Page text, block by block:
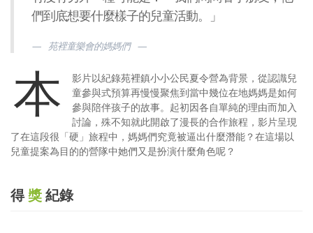
們到底想要什麼樣子的兒童活動。」
苑裡童樂會的媽媽們
本
影片以紀錄苑裡鎮小小公民夏令營為背景，從認識兒
童參與式預算再慢慢聚焦到當中幾位在地媽媽是如何
參與陪伴孩子的故事。起初因各自單純的理由而加入
討論，殊不知就此開啟了漫長的合作旅程，影片呈現
了在這段很「硬」旅程中，媽媽們究竟被逼出什麼潛能？在這場以
兒童提案為目的的營隊中她們又是扮演什麼角色呢？
得獎 紀錄